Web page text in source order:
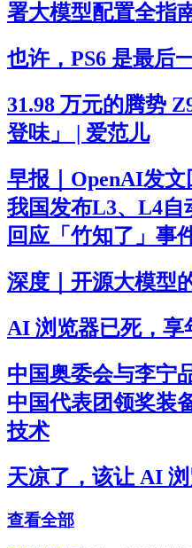
署大模型配置全指
也许，PS6 是最后
31.98 万元的腾势
登味」 | 爱范儿
早报｜OpenAI发
我国发布L3、L4自
回应「竹知了」事
深度｜开源大模型
AI 浏览器已死，享
中国奥委会与李宁
中国代表团领奖装
技术
天凉了，该让 AI
查看全部